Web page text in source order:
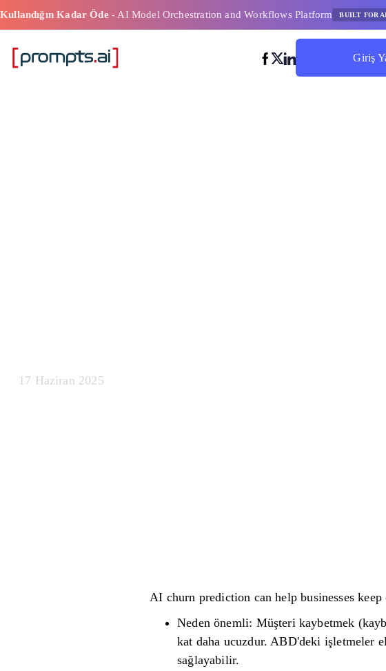
Kullandığın Kadar Öde- AI Model Orchestration and Workflows Platform BUILT FOR
Giriş
17 Haziran 2025
AI churn prediction can help businesses
Neden önemli: Müşteri kaybetmek
kat daha ucuzdur. ABD'deki işletmeler
sağlayabilir.